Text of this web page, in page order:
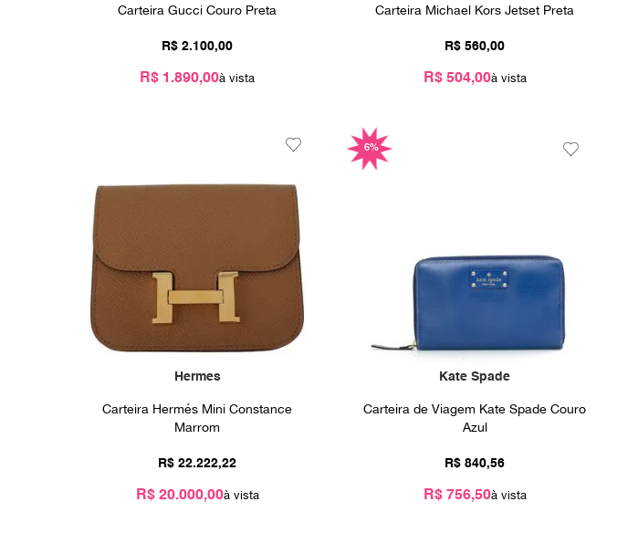
Carteira Gucci Couro Preta
R$ 2.100,00
R$ 1.890,00
Carteira Michael Kors Jetset Preta
R$ 560,00
R$ 504,00
Hermes
Carteira Hermés Mini Constance
Marrom
R$ 22.222,22
R$ 20.000,00
6%
Kate Spade
Carteira de Viagem Kate Spade Couro
Azul
R$ 840,56
R$ 756,50